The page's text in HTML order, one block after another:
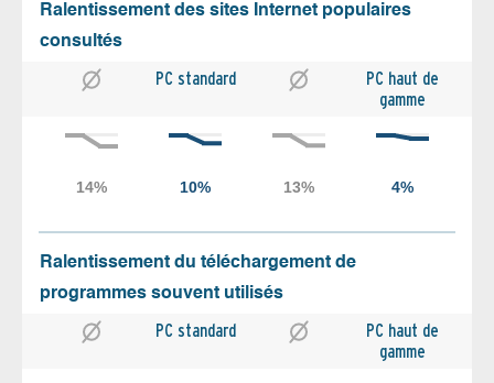
Ralentissement des sites Internet populaires
consultés
PC standard
PC haut de
gamme
Ralentissement du téléchargement de
programmes souvent utilisés
PC standard
PC haut de
gamme